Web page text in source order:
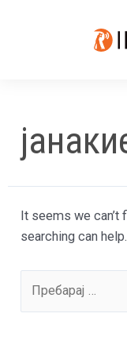
It seems we can’t
searching can help.